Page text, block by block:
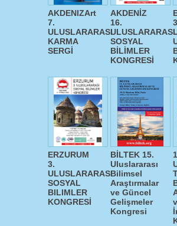
AKDENIZArt
7.
ULUSLARARASI
KARMA
SERGİ
AKDENİZ
16.
ULUSLARARASI
SOSYAL
BİLİMLER
KONGRESİ
ERZURUM
3.
ULUSLARARASI
SOSYAL
BILIMLER
KONGRESİ
BİLTEK 15.
Uluslararası
Bilimsel
Araştırmalar
ve Güncel
Gelişmeler
Kongresi